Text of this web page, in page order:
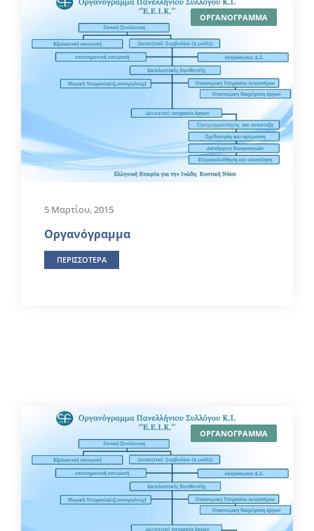
ΟΡΓΑΝΟΓΡΑΜΜΑ
5 Μαρτίου, 2015
Οργανόγραμμα
ΠΕΡΙΣΣΟΤΕΡΑ
ΟΡΓΑΝΟΓΡΑΜΜΑ